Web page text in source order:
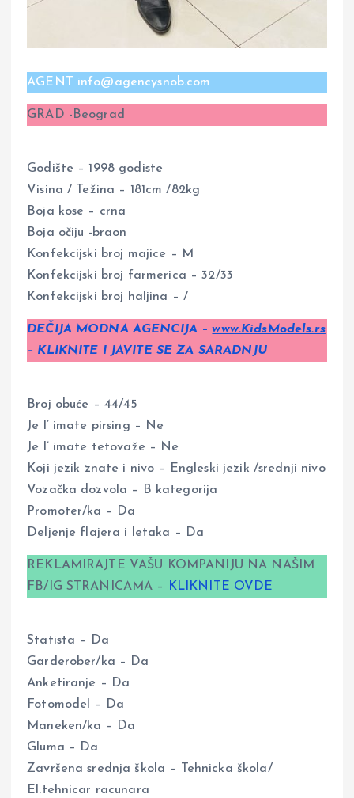
AGENT info@agencysnob.com
GRAD -Beograd
Godište – 1998 godiste
Visina / Težina – 181cm /82kg
Boja kose – crna
Boja očiju -braon
Konfekcijski broj majice – M
Konfekcijski broj farmerica – 32/33
Konfekcijski broj haljina – /
DEČIJA MODNA AGENCIJA –www.KidsModels.rs
– KLIKNITE I JAVITE SE ZA SARADNJU
Broj obuće – 44/45
Je l’ imate pirsing – Ne
Je l’ imate tetovaže – Ne
Koji jezik znate i nivo – Engleski jezik /srednji nivo
Vozačka dozvola – B kategorija
Promoter/ka – Da
Deljenje flajera i letaka – Da
REKLAMIRAJTE VAŠU KOMPANIJU NA NAŠIM
FB/IG STRANICAMA –
KLIKNITE OVDE
Statista – Da
Garderober/ka – Da
Anketiranje – Da
Fotomodel – Da
Maneken/ka – Da
Gluma – Da
Završena srednja škola – Tehnicka škola/
El.tehnicar racunara